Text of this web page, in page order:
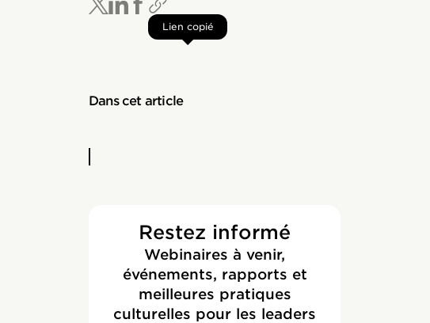
Lien copié
Dans cet article
Restez informé
Webinaires à venir,
événements, rapports et
meilleures pratiques
culturelles pour les leaders